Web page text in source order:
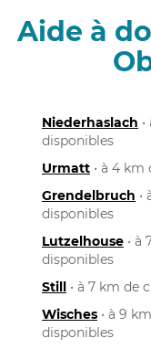
Aide à
Niederhaslach
disponibles
Urmatt • à 4
Grendelbruch •
disponibles
Lutzelhouse • à
disponibles
Still • à 7 km de
Wisches • à 9
disponibles